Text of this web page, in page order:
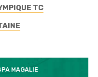
TC
MAGALIE